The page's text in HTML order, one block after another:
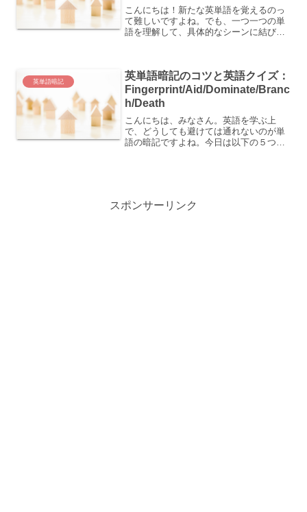
こんにちは！新たな英単語を覚えるのっ
て難しいですよね。でも、一つ一つの単
語を理解して、具体的なシーンに結びつ
joint pr...
英単語暗記
英単語暗記のコツと英語クイズ：
Fingerprint/Aid/Dominate/Branc
h/Death
こんにちは、みなさん。英語を学ぶ上
で、どうしても避けては通れないのが単
語の暗記ですよね。今日は以下の５つの
スポンサーリンク